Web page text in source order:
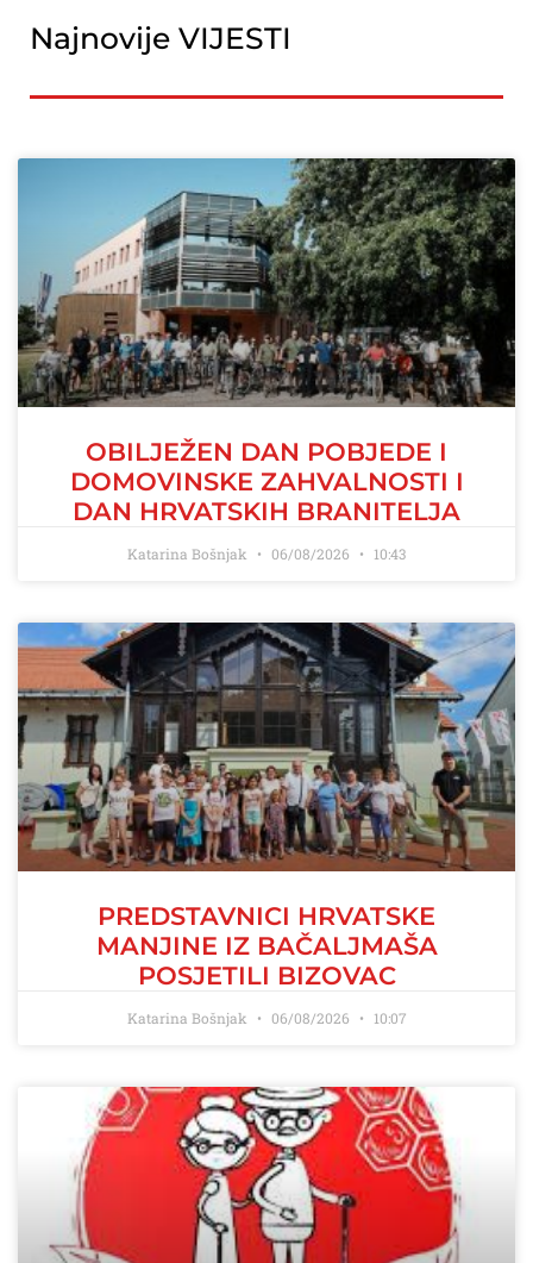
Najnovije VIJESTI
OBILJEŽEN DAN POBJEDE I
DOMOVINSKE ZAHVALNOSTI I
DAN HRVATSKIH BRANITELJA
Katarina Bošnjak 06/08/2026 10:43
PREDSTAVNICI HRVATSKE
MANJINE IZ BAČALJMAŠA
POSJETILI BIZOVAC
Katarina Bošnjak 06/08/2026 10:07